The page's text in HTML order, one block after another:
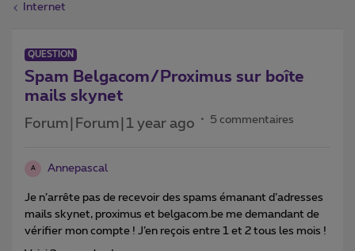
Internet
QUESTION
Spam Belgacom/Proximus sur boîte
mails skynet
Forum|Forum|1 year ago 5 commentaires
A Annepascal
Je n’arrête pas de recevoir des spams émanant d’adresses
mails skynet, proximus et belgacom.be me demandant de
vérifier mon compte ! J’en reçois entre 1 et 2 tous les mois !